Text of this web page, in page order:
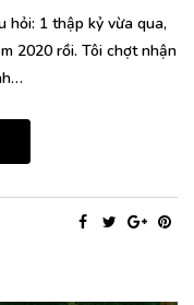
hỏi: 1 thập kỷ vừa qua,
2020 rồi. Tôi chợt nhận